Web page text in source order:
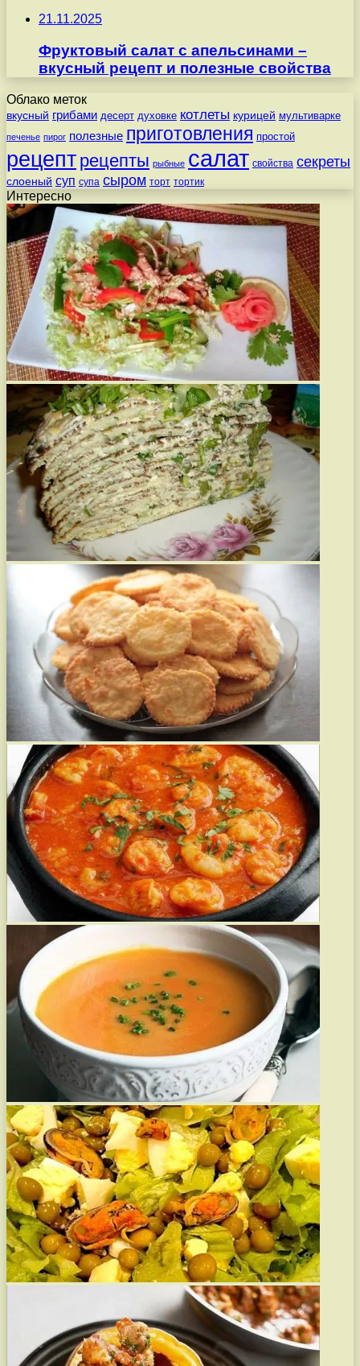
21.11.2025
Фруктовый салат с апельсинами –
вкусный рецепт и полезные свойства
Облако меток
вкусный грибами десерт духовке котлеты курицей мультиварке
печенье пирог полезные приготовления простой
рецепт рецепты рыбные салат свойства секреты
слоеный суп супа сыром торт тортик
Интересно